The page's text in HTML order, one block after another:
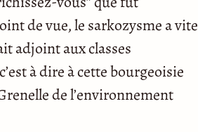
de vue, le sarkozysme a vite
adjoint aux classes
à dire à cette bourgeoisie
de l’environnement